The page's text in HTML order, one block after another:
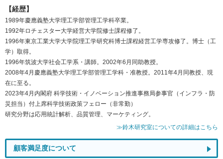
【経歴】
1989年慶應義塾大学理工学部管理工学科卒業。
1992年ロチェスター大学経営大学院修士課程修了。
1996年東京工業大学大学院理工学研究科博士課程経営工学専攻修了。博士（工
学）取得。
1996年筑波大学社会工学系・講師。2002年6月同助教授。
2008年4月慶應義塾大学理工学部管理工学科・准教授。2011年4月同教授、現
在に至る。
2023年4月内閣府 科学技術・イノベーション推進事務局参事官（インフラ・防
災担当）付上席科学技術政策フェロー（非常勤）
研究分野は応用統計解析、品質管理、マーケティング。
≫鈴木研究室についての詳細はこちら
顧客満足度について